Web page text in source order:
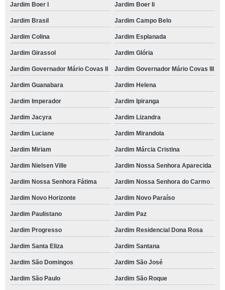
Jardim Boer I Jardim Boer Ii
Jardim Brasil Jardim Campo Belo
Jardim Colina Jardim Esplanada
Jardim Girassol Jardim Glória
Jardim Governador Mário Covas II Jardim Governador Mário Covas III
Jardim Guanabara Jardim Helena
Jardim Imperador Jardim Ipiranga
Jardim Jacyra Jardim Lizandra
Jardim Luciane Jardim Mirandola
Jardim Miriam Jardim Márcia Cristina
Jardim Nielsen Ville Jardim Nossa Senhora Aparecida
Jardim Nossa Senhora Fátima Jardim Nossa Senhora do Carmo
Jardim Novo Horizonte Jardim Novo Paraíso
Jardim Paulistano Jardim Paz
Jardim Progresso Jardim Residencial Dona Rosa
Jardim Santa Eliza Jardim Santana
Jardim São Domingos Jardim São José
Jardim São Paulo Jardim São Roque